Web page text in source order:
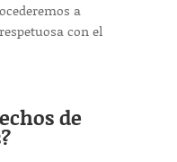
a
con el
de